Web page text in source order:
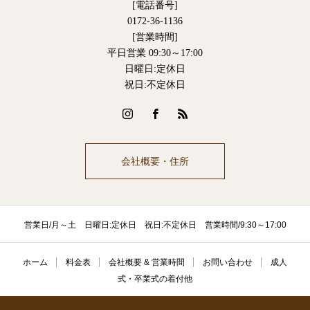
[電話番号]
0172-36-1136
[営業時間]
平日営業 09:30～17:00
日曜日:定休日
祝日:不定休日
会社概要・住所
営業日/月～土 日曜日:定休日 祝日:不定休日 営業時間/9:30～17:00
ホーム 料金表 会社概要 & 営業時間 お問い合わせ
成人
式・卒業式の着付他